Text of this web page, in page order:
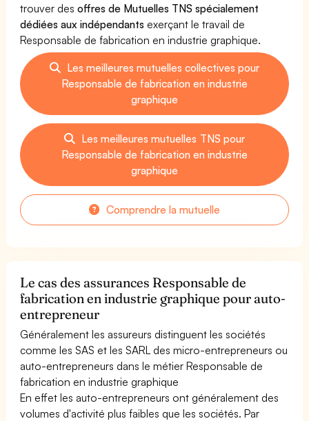
trouver desoffres de Mutuelles TNS spécialement
dédiées aux indépendants exerçant le travail de
Responsable de fabrication en industrie graphique.
Les meilleures mutuelles collectives pour
Responsable de fabrication en industrie
graphique
Les meilleures mutuelles TNS pour
Responsable de fabrication en industrie
graphique
Comprendre la mutuelle
Le cas des assurances Responsable de
fabrication en industrie graphique pour auto-
entrepreneur
Généralement les assureurs distinguent les sociétés
comme les SAS et les SARL des micro-entrepreneurs ou
auto-entrepreneurs dans le métier Responsable de
fabrication en industrie graphique
En effet les auto-entrepreneurs ont généralement des
volumes d'activité plus faibles que les sociétés. Par